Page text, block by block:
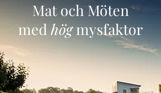
Mat och Möten
medhögmysfaktor